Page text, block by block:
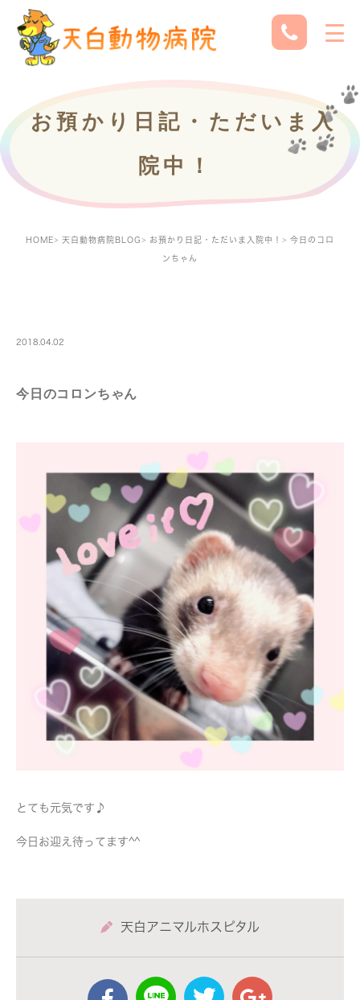
お預かり日記・ただいま入
院中！
HOME 天白動物病院BLOG お預かり日記・ただいま入院中！ 今日のコロ
ンちゃん
2018.04.02
今日のコロンちゃん
とても元気です♪
今日お迎え待ってます^^
天白アニマルホスピタル